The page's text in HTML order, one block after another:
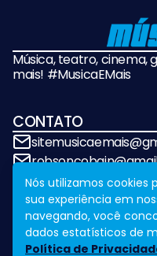
Música, teatro, cinema,
mais! #MusicaEMais
CONTATO
REDES SOCIAIS
Nós utilizamos cookies
sua experiência em
navegando, você
dados estatísticos de
Política de